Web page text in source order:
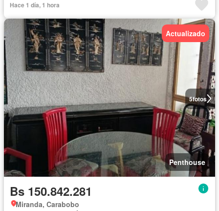
Hace 1 día, 1 hora
5fotos
Actualizado
Penthouse
Bs 150.842.281
Miranda, Carabobo